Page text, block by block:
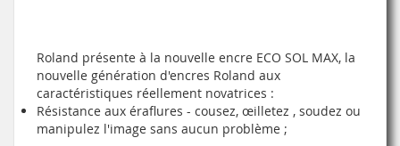
Roland présente à la nouvelle encre ECO SOL MAX, la
nouvelle génération d'encres Roland aux
caractéristiques réellement novatrices :
Résistance aux éraflures - cousez, œilletez , soudez ou
manipulez l'image sans aucun problème ;